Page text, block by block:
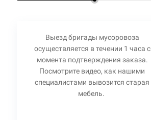
Выезд бригады мусоровоза
осуществляется в течении 1 часа с
момента подтверждения заказа.
Посмотрите видео, как нашими
специалистами вывозится старая
мебель.